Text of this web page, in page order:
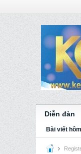
Diễn đàn
Bài viết